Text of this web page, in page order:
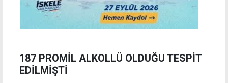
187 PROMİL ALKOLLÜ OLDUĞU TESPİT
EDİLMİŞTİ